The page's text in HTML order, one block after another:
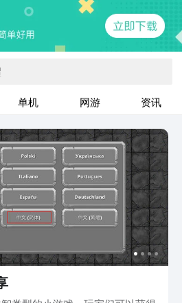
单机 网游 资讯